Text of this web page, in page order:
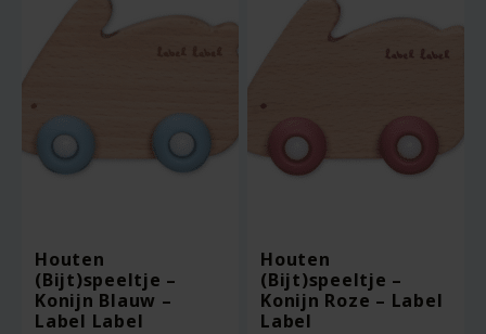
Houten
(Bijt)speeltje –
Konijn Blauw –
Label Label
Houten
(Bijt)speeltje –
Konijn Roze – Label
Label